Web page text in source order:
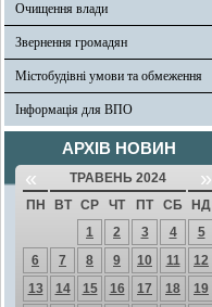
Очищення влади
Звернення громадян
Містобудівні умови та обмеження
Інформація для ВПО
АРХІВ НОВИН
« ТРАВЕНЬ 2024 »
ПН ВТ СР ЧТ ПТ СБ
НД
1
2 3 4
5
6
7 8 9 10 11
12
13
14 15 16 17 18
19